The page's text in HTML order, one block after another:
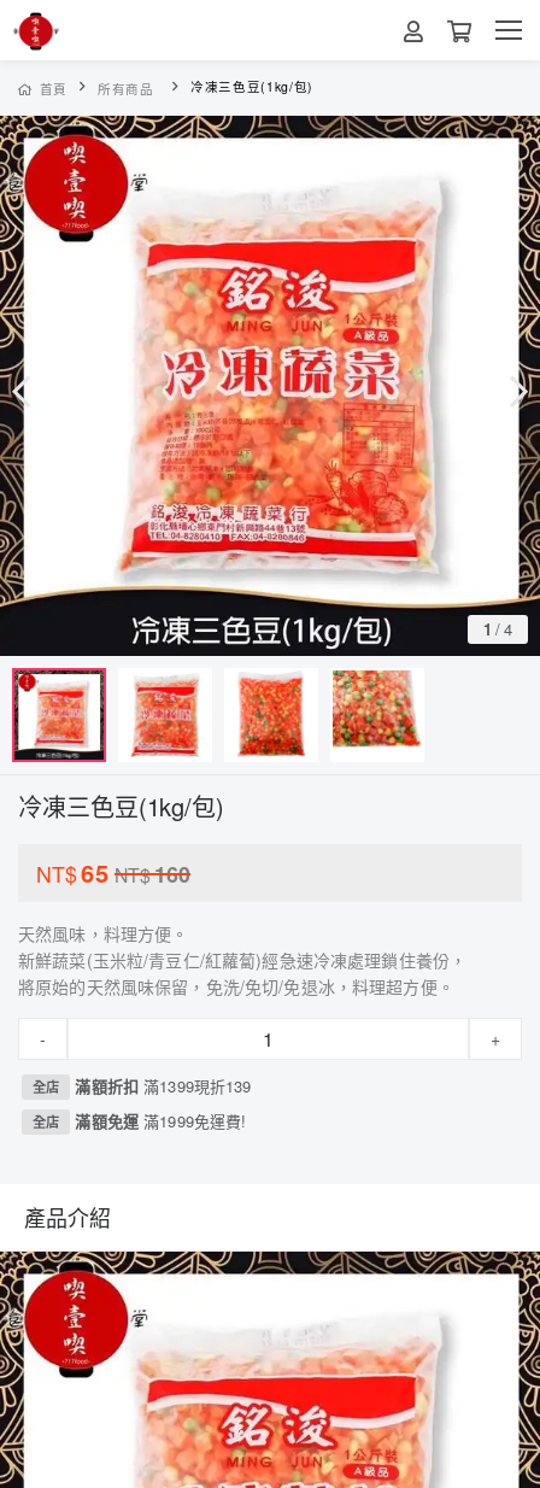
首頁 所有商品 冷凍三色豆(1kg/包)
1 /4
冷凍三色豆(1kg/包)
NT$65 NT$160
天然風味，料理方便。
新鮮蔬菜(玉米粒/青豆仁/紅蘿蔔)經急速冷凍處理鎖住養份，
將原始的天然風味保留，免洗/免切/免退冰，料理超方便。
- +
全店 滿額折扣滿1399現折139
全店 滿額免運滿1999免運費!
產品介紹